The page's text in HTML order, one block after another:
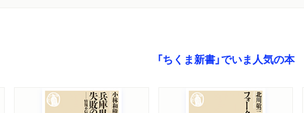
「ちくま新書」でいま人気の本